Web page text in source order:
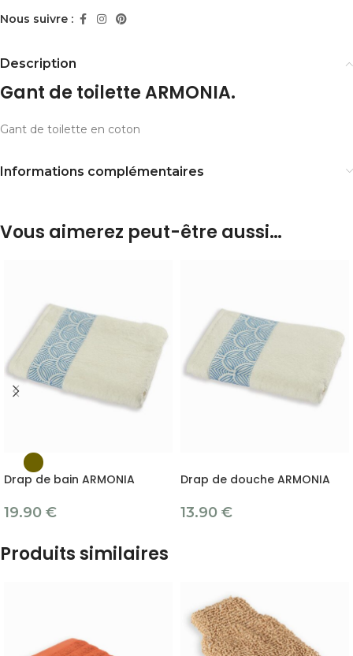
Nous suivre :
Description
Gant de toilette ARMONIA.
Gant de toilette en coton
Informations complémentaires
Vous aimerez peut-être aussi…
Drap de bain ARMONIA
19.90 €
Drap de douche ARMONIA
13.90 €
Produits similaires